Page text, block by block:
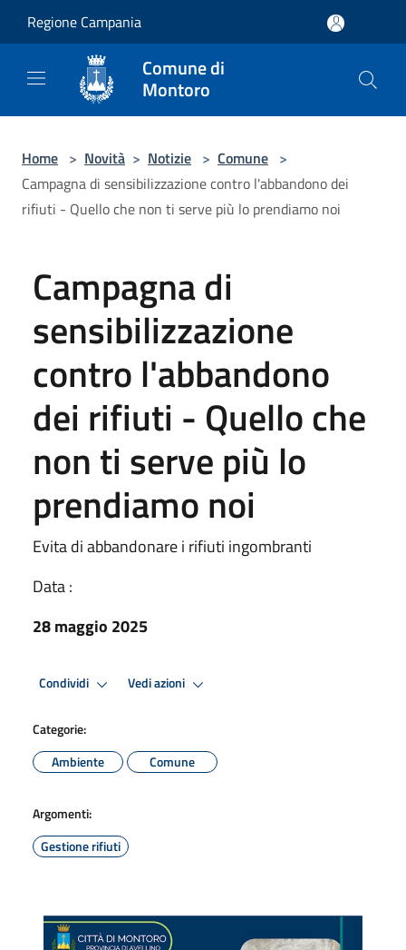
Regione Campania
Comune di
Montoro
Home > Novità > Notizie > Comune >
Campagna di sensibilizzazione contro l'abbandono dei
rifiuti - Quello che non ti serve più lo prendiamo noi
Campagna di
sensibilizzazione
contro l'abbandono
dei rifiuti - Quello che
non ti serve più lo
prendiamo noi
Evita di abbandonare i rifiuti ingombranti
Data :
28 maggio 2025
Condividi Vedi azioni
Categorie:
Ambiente
Comune
Argomenti:
Gestione rifiuti